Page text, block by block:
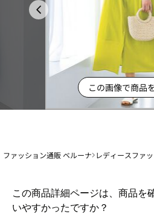
この画像で商品
ファッション通販 ベルーナ レディースファ
この商品詳細ページは、商品を
いやすかったですか？
1
か